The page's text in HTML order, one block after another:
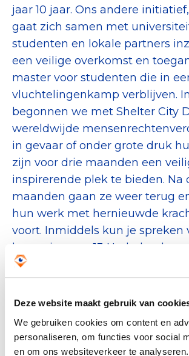
Deze website maakt gebruik van
We gebruiken cookies om content en
personaliseren, om functies voor social
en om ons websiteverkeer te
jaar 10 jaar. Ons andere
gaat zich samen met
studenten en lokale partners
een veilige overkomst en
master voor studenten die in
vluchtelingenkamp verblijven.
begonnen we met Shelter City
wereldwijde
in gevaar of onder grote druk
zijn voor drie maanden een
inspirerende plek te bieden. Na
maanden gaan ze weer terug
hun werk met hernieuwde
voort. Inmiddels kun je spreken
beweging van 13 Nederlandse
internationale Shelter Cities die
meer dan 400 activisten,
journalisten, kunstenaars,
mensenrechtenverdedigers
beschermd en ondersteund.